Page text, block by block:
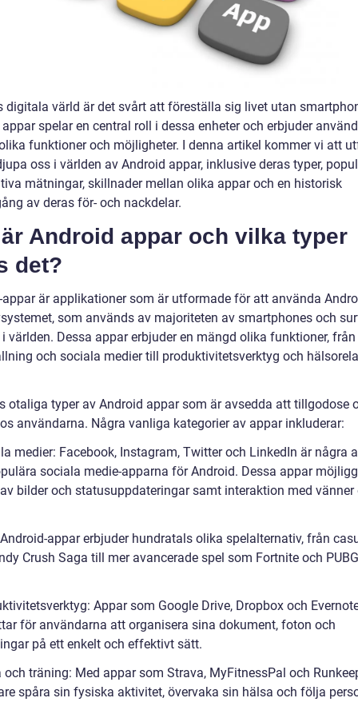
digitala värld är det svårt att föreställa sig livet utan
spelar en central roll i dessa enheter och erbjuder
funktioner och möjligheter. I denna artikel kommer vi att
oss i världen av Android appar, inklusive deras typer,
mätningar, skillnader mellan olika appar och en historisk
av deras för- och nackdelar.
Android appar och vilka typer
det?
appar är applikationer som är utformade för att använda
som används av majoriteten av smartphones och
världen. Dessa appar erbjuder en mängd olika funktioner, från
och sociala medier till produktivitetsverktyg och
otaliga typer av Android appar som är avsedda att tillgodose
användarna. Några vanliga kategorier av appar inkluderar:
medier: Facebook, Instagram, Twitter och LinkedIn är några
sociala medie-apparna för Android. Dessa appar
bilder och statusuppdateringar samt interaktion med vänner
appar erbjuder hundratals olika spelalternativ, från
Crush Saga till mer avancerade spel som Fortnite och PUBG
Appar som Google Drive, Dropbox och
för användarna att organisera sina dokument, foton och
på ett enkelt och effektivt sätt.
och träning: Med appar som Strava, MyFitnessPal och
spåra sin fysiska aktivitet, övervaka sin hälsa och följa